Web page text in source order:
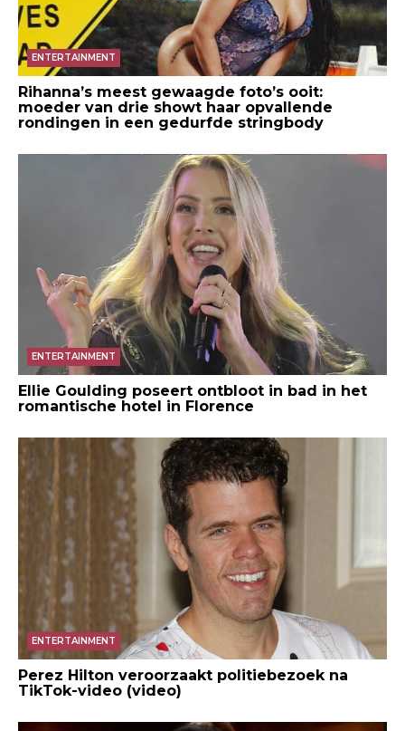
ENTERTAINMENT
Rihanna’s meest gewaagde foto’s ooit:
moeder van drie showt haar opvallende
rondingen in een gedurfde stringbody
ENTERTAINMENT
Ellie Goulding poseert ontbloot in bad in het
romantische hotel in Florence
ENTERTAINMENT
Perez Hilton veroorzaakt politiebezoek na
TikTok-video (video)